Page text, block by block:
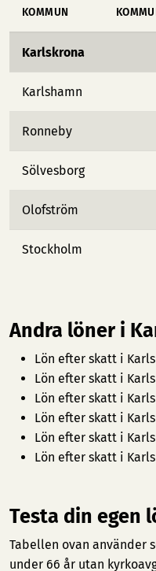
KOMMUN
Karlskrona
Karlshamn
Ronneby
Sölvesborg
Olofström
Stockholm
Andra löner i
Lön efter skatt i
Lön efter skatt i
Lön efter skatt i
Lön efter skatt i
Lön efter skatt i
Lön efter skatt i
Testa din egen
Tabellen ovan använder
under 66 år utan